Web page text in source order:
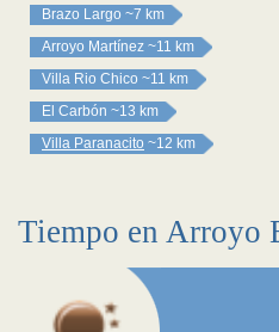
Brazo Largo ~7 km
Arroyo Martínez ~11 km
Villa Rio Chico ~11 km
El Carbón ~13 km
Villa Paranacito ~12 km
Tiempo en Arroyo